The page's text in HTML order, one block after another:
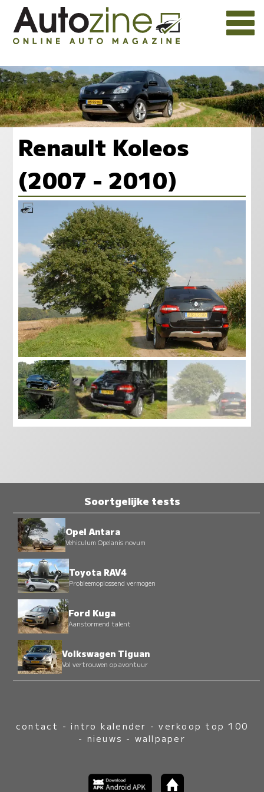
Renault Koleos
(2007 - 2010)
Soortgelijke tests
Opel Antara
Vehiculum Opelanis novum
Toyota RAV4
Probleemoplossend vermogen
Ford Kuga
Aanstormend talent
Volkswagen Tiguan
Vol vertrouwen op avontuur
contact -intro kalender -verkoop top 100
- nieuws - wallpaper